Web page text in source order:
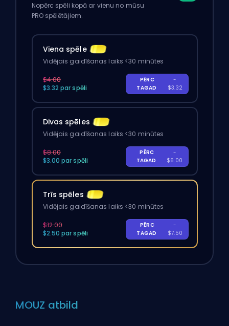
Nopērc spēli kopā ar vienu no mūsu
PRO spēlētājiem.
Viena spēle
Vidējais gaidīšanas laiks <30 minūtes
$4.00
$3.32 par spēli
PĒRC
TAGAD
-
$3.32
Divas spēles
Vidējais gaidīšanas laiks <30 minūtes
$8.00
$3.00 par spēli
PĒRC
TAGAD
-
$6.00
Trīs spēles
Vidējais gaidīšanas laiks <30 minūtes
$12.00
$2.50 par spēli
PĒRC
TAGAD
-
$7.50
MOUZ atbild